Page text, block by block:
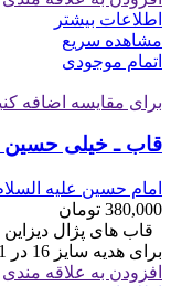
اطلاعات بیشتر
مشاهده سریع
اتمام موجودی
برای مقایسه اضافه
قاب ـ خیلی
امام حسین علیه
380,000 تومان
قاب های پژال
برای هدیه سایز 16 در 21 جنس
افزودن به علاقه مندی